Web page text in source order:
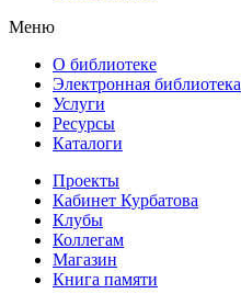
Меню
О библиотеке
Электронная библиотека
Услуги
Ресурсы
Каталоги
Проекты
Кабинет Курбатова
Клубы
Коллегам
Магазин
Книга памяти